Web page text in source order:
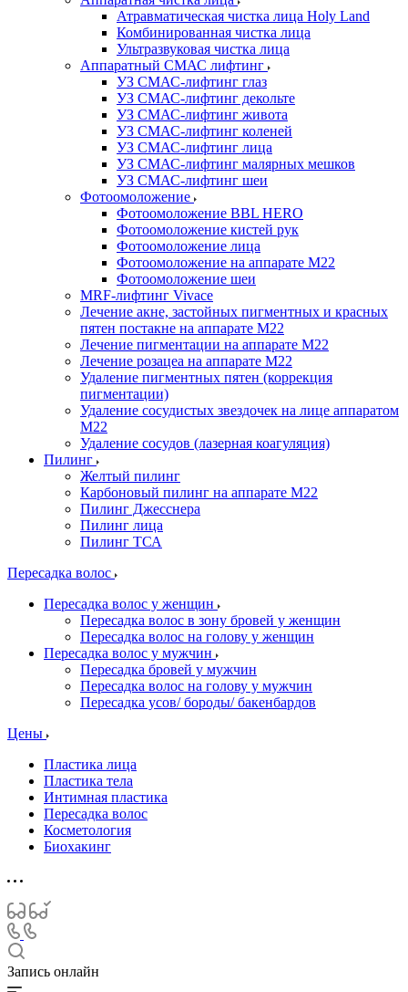
Атравматическая чистка лица Holy Land
Комбинированная чистка лица
Ультразвуковая чистка лица
Аппаратный СМАС лифтинг
УЗ СМАС-лифтинг глаз
УЗ СМАС-лифтинг декольте
УЗ СМАС-лифтинг живота
УЗ СМАС-лифтинг коленей
УЗ СМАС-лифтинг лица
УЗ СМАС-лифтинг малярных мешков
УЗ СМАС-лифтинг шеи
Фотоомоложение
Фотоомоложение BBL HERO
Фотоомоложение кистей рук
Фотоомоложение лица
Фотоомоложение на аппарате M22
Фотоомоложение шеи
MRF-лифтинг Vivace
Лечение акне, застойных пигментных и красных
пятен постакне на аппарате М22
Лечение пигментации на аппарате М22
Лечение розацеа на аппарате M22
Удаление пигментных пятен (коррекция
пигментации)
Удаление сосудистых звездочек на лице аппаратом
М22
Удаление сосудов (лазерная коагуляция)
Пилинг
Желтый пилинг
Карбоновый пилинг на аппарате M22
Пилинг Джесснера
Пилинг лица
Пилинг ТСА
Пересадка волос
Пересадка волос у женщин
Пересадка волос в зону бровей у женщин
Пересадка волос на голову у женщин
Пересадка волос у мужчин
Пересадка бровей у мужчин
Пересадка волос на голову у мужчин
Пересадка усов/ бороды/ бакенбардов
Цены
Пластика лица
Пластика тела
Интимная пластика
Пересадка волос
Косметология
Биохакинг
Запись онлайн